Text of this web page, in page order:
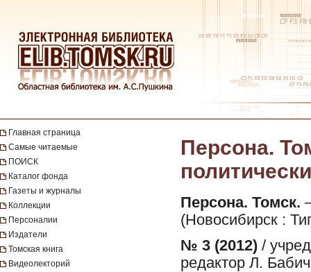
Главная страница
Самые читаемые
ПОИСК
Каталог фонда
Газеты и журналы
Коллекции
Персоналии
Издатели
Томская книга
Видеолекторий
Персона.
Персона. Томск.
(Новосибирск :
№ 3 (2012) /
редактор Л.